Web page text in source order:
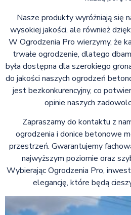
Nasze produkty wyróżniają się
wysokiej jakości, ale również
W Ogrodzenia Pro wierzymy, że
trwałe ogrodzenie, dlatego
była dostępna dla szerokiego
do jakości naszych ogrodzeń
jest bezkonkurencyjny, co
opinie naszych
Zapraszamy do kontaktu z
ogrodzenia i donice betonowe
przestrzeń. Gwarantujemy
najwyższym poziomie oraz
Wybierając Ogrodzenia Pro,
elegancję, które będą